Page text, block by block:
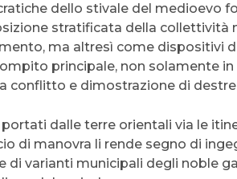
dello stivale del medioevo
stratificata della collettività
ma altresì come dispositivi
principale, non solamente
conflitto e dimostrazione di
portati dalle terre orientali via le
di manovra li rende segno di
di varianti municipali degli noble